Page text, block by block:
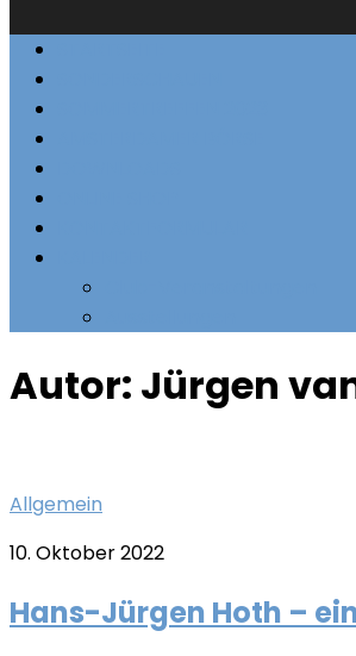
Autor: Jürgen
Allgemein
10. Oktober 2022
Hans-Jürgen Hoth –